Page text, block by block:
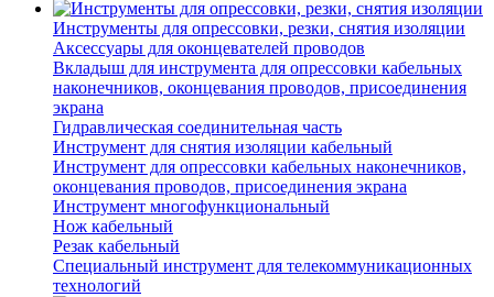
Инструменты для опрессовки, резки, снятия изоляции
Аксессуары для оконцевателей проводов
Вкладыш для инструмента для опрессовки кабельных
наконечников, оконцевания проводов, присоединения
экрана
Гидравлическая соединительная часть
Инструмент для снятия изоляции кабельный
Инструмент для опрессовки кабельных наконечников,
оконцевания проводов, присоединения экрана
Инструмент многофункциональный
Нож кабельный
Резак кабельный
Специальный инструмент для телекоммуникационных
технологий